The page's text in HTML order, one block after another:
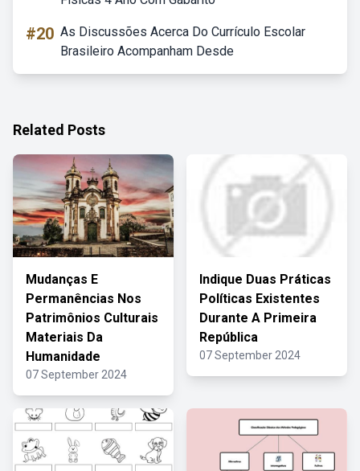
#20 As Discussões Acerca Do Currículo Escolar
Brasileiro Acompanham Desde
Related Posts
Mudanças E
Permanências Nos
Patrimônios Culturais
Materiais Da
Humanidade
07 September 2024
Indique Duas Práticas
Políticas Existentes
Durante A Primeira
República
07 September 2024